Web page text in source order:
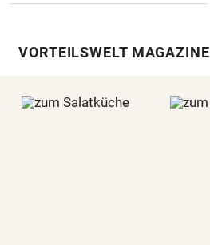
VORTEILSWELT MAGAZINE